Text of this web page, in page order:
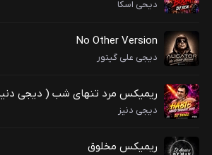
دیحی اسکا
No Other Version
دیجی علی گیتور
ریمیکس مرد تنهای شب ( دیجی
دیجی دنیز
ریمیکس مخلوق